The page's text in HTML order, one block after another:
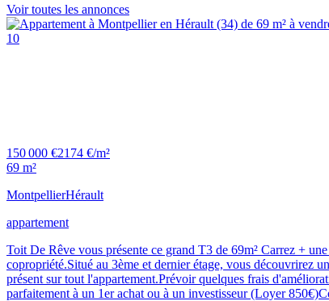
Voir toutes les annonces
10
150 000 €2174 €/m²
69 m²
MontpellierHérault
appartement
Toit De Rêve vous présente ce grand T3 de 69m² Carrez +
copropriété.Situé au 3ème et dernier étage, vous découvrirez
présent sur tout l'appartement.Prévoir quelques frais
parfaitement à un 1er achat ou à un investisseur (Loyer